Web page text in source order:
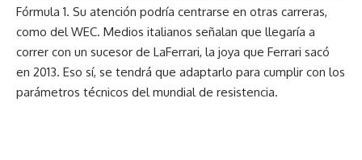
Fórmula 1. Su atención podría centrarse en otras carreras,
como del WEC. Medios italianos señalan que llegaría a
correr con un sucesor de LaFerrari, la joya que Ferrari sacó
en 2013. Eso sí, se tendrá que adaptarlo para cumplir con los
parámetros técnicos del mundial de resistencia.